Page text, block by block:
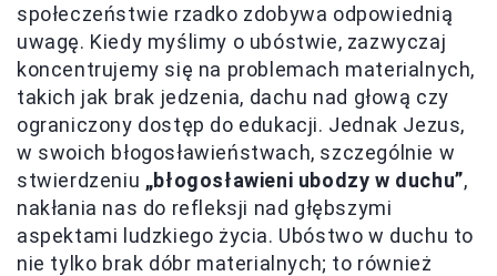
społeczeństwie rzadko zdobywa odpowiednią
uwagę. Kiedy myślimy o ubóstwie, zazwyczaj
koncentrujemy się na problemach materialnych,
takich jak brak jedzenia, dachu nad głową czy
ograniczony dostęp do edukacji. Jednak Jezus,
w swoich błogosławieństwach, szczególnie w
stwierdzeniu „błogosławieni ubodzy w duchu”,
nakłania nas do refleksji nad głębszymi
aspektami ludzkiego życia. Ubóstwo w duchu to
nie tylko brak dóbr materialnych; to również